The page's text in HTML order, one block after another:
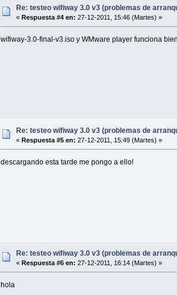
Re: testeo wifiway 3.0 v3 (problemas de
« Respuesta #4 en: 27-12-2011, 15:46 (Martes) »
wifiway-3.0-final-v3.iso y WMware player funciona bien
Re: testeo wifiway 3.0 v3 (problemas de
« Respuesta #5 en: 27-12-2011, 15:49 (Martes) »
descargando esta tarde me pongo a ello!
Re: testeo wifiway 3.0 v3 (problemas de
« Respuesta #6 en: 27-12-2011, 16:14 (Martes) »
hola